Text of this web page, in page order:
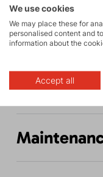
Description
Parameters
We use cookies
We may place these for
personalised content and
information about the
Accept all